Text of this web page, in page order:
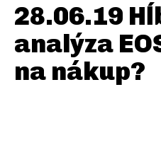
28.06.19
analýza
na nákup?